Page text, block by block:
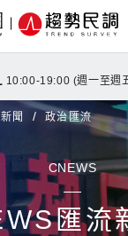
10:00-19:00 (週一至週
聞 政治匯流
CNEWS
匯流